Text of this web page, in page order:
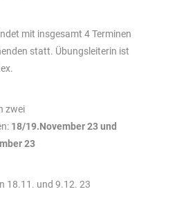
mit insgesamt 4 Terminen
statt. Übungsleiterin ist
zwei
18/19.November 23 und
23
18.11. und 9.12. 23